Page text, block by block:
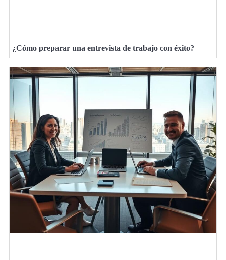
¿Cómo preparar una entrevista de trabajo con éxito?